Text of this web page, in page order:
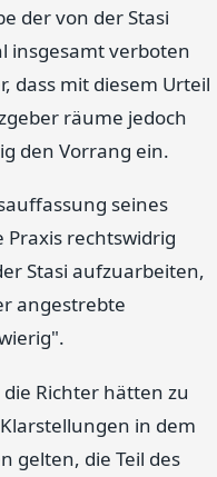
der von der Stasi
insgesamt verboten
dass mit diesem Urteil
räume jedoch
den Vorrang ein.
seines
Praxis rechtswidrig
Stasi aufzuarbeiten,
angestrebte
Richter hätten zu
in dem
gelten, die Teil des